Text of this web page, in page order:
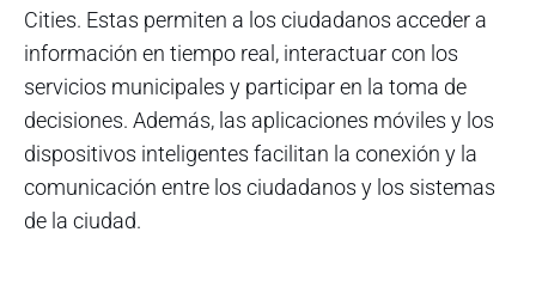
Cities. Estas permiten a los ciudadanos acceder a
información en tiempo real, interactuar con los
servicios municipales y participar en la toma de
decisiones. Además, las aplicaciones móviles y los
dispositivos inteligentes facilitan la conexión y la
comunicación entre los ciudadanos y los sistemas
de la ciudad.